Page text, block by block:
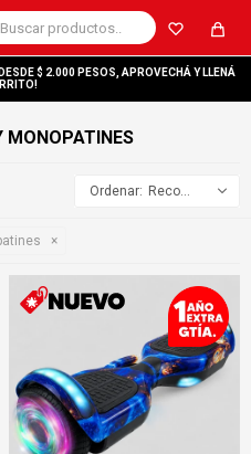
$ 2.000 PESOS, APROVECHÁ Y LLENÁ
MONOPATINES
Recomendados